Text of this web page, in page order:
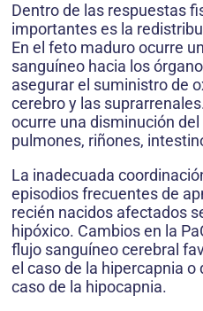
Dentro de las respuestas
importantes es la
En el feto maduro ocurre
sanguíneo hacia los
asegurar el suministro de
cerebro y las
ocurre una disminución
pulmones, riñones,
La inadecuada
episodios frecuentes de
recién nacidos afectados
hipóxico. Cambios en la
flujo sanguíneo cerebral
el caso de la hipercapnia o
caso de la hipocapnia.